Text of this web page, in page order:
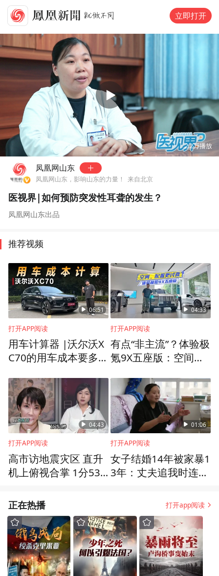
立即打开
00:00 01:00
2.2万播放
凤凰网山东
凤凰网山东，影响山东的力量！ 来自北京
医视界|如何预防突发性耳聋的发生？
凤凰网山东出品
推荐视频
06:51
打开APP阅读
用车计算器 |沃尔沃X
C70的用车成本要多
04:33
打开APP阅读
有点“非主流”？体验极
氪9X五座版：空间、
04:43
打开APP阅读
高市访地震灾区 直升
机上俯视合掌 1分53
01:06
打开APP阅读
女子结婚14年被家暴1
3年：丈夫追我时连拿
如今说当时只是伪
装，只是看重我收入
高
正在热播 打开app阅读